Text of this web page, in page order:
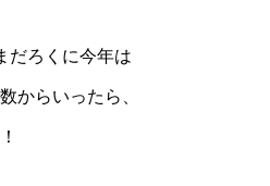
だろくに今年は
からいったら、